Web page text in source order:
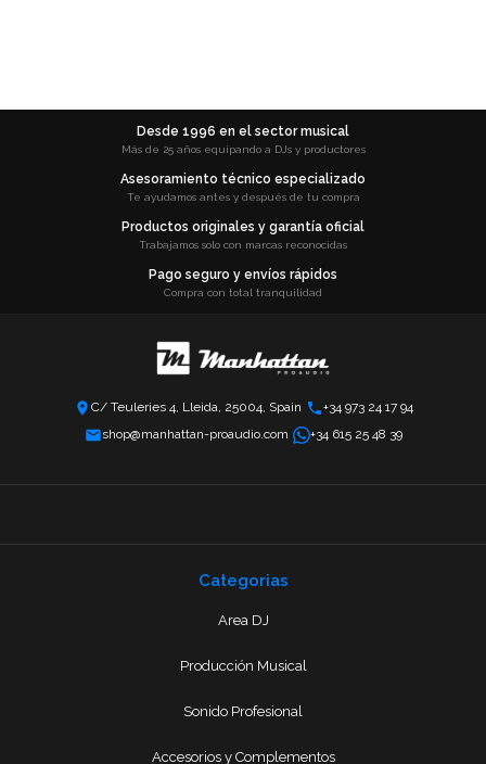
Desde 1996 en el sector musical
Más de 25 años equipando a DJs y productores
Asesoramiento técnico especializado
Te ayudamos antes y después de tu compra
Productos originales y garantía oficial
Trabajamos solo con marcas reconocidas
Pago seguro y envíos rápidos
Compra con total tranquilidad
C/ Teuleries 4, Lleida, 25004, Spain
+34 973 24 17 94
shop@manhattan-proaudio.com
+34 615 25 48 39
Categorias
Area DJ
Producción Musical
Sonido Profesional
Accesorios y Complementos